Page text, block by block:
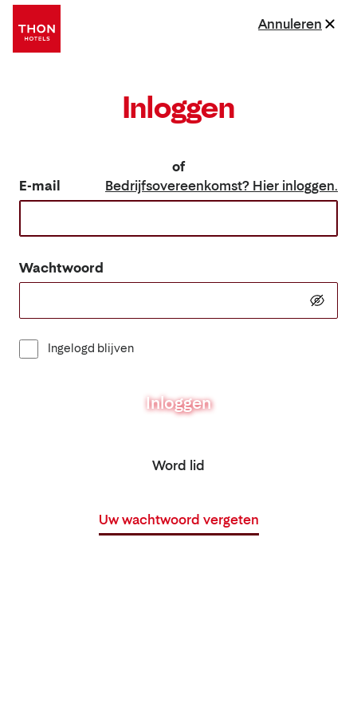
Inloggen
of
E-mail
Bedrijfsovereenkomst? Hier inloggen.
Wachtwoord
Ingelogd blijven
Inloggen
Word lid
Uw wachtwoord vergeten
Annuleren